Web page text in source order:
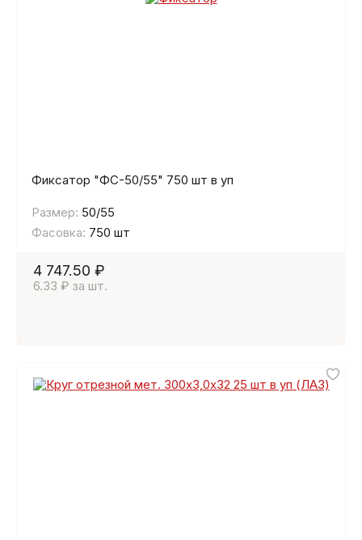
Фиксатор "ФС-50/55" 750 шт в уп
Размер: 50/55
Фасовка: 750 шт
4 747.50 ₽
6.33 ₽ за шт.